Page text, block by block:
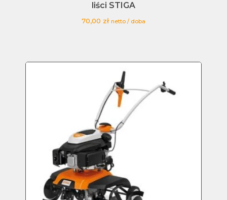
liści STIGA
70,00 zł netto / doba